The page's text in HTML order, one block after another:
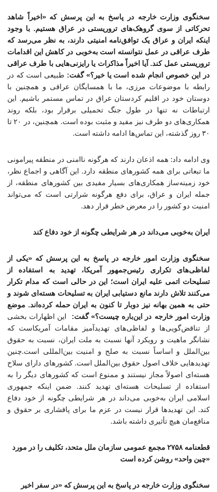
سخنگوی وزارت خارجه در پاسخ به این پرسش که «اخیراً شاهد
تحرکاتی از سوی گروهک‌های تروریستی در عراق هستیم. با وجود
اینکه ایران و عراق یک توافق‌نامه امنیتی دارند، به نظر می‌رسد که
طرف عراقی در عمل نتوانسته است به‌خوبی در کاهش این اقدامات
تروریستی عمل کند. آیا اخیراً مذاکرات یا رایزنی‌هایی با طرف عراقی
در این خصوص انجام شده است یا خیر؟» گفت: طبیعی است که در
رابطه با موضوعات مرزی، ما با همسایگان عراقی‌ و همچنین با
دوستان‌ خود در اقلیم کردستان عراق در تماس مستمر باشیم. این
ارتباطات نه تنها در طول جنگ تحمیلی برقرار بود، بلکه روند
همکاری‌های دو طرف نیز مفید و مثبت بوده است. همچنین، در ۲۰ تا
۳۰ روز گذشته، این تماس‌ها ادامه داشته است.
وی ادامه داد: همه اذعان دارند که هرگونه ناامنی در منطقه پیرامونی
ما تبعاتی برای همه کشورهای منطقه دارد. این آگاهی و اجماع نظر،
خود زمینه‌ساز همکاری‌های بسیار مفیدی بین کشورهای منطقه، از
جمله ایران و عراق، برای دفع هرگونه شرارتی است که می‌تواند
امنیت دو کشور را در معرض خطر قرار دهد.
ایران به‌خوبی می‌داند در هر شرایطی چگونه از خود دفاع کند
سخنگوی وزارت امور خارجه در پاسخ به این پرسش که «یکی از
لفاظی‌های تکراری رئیس‌جمهور آمریکا، تهدید به استفاده از
تسلیحات اتمی علیه ایران است؛ این در حالی است که مدام تکرار
می‌کنند تلاش دارند مانع دستیابی ایران به تسلیحات هسته‌ای شوند و
حتی به همین بهانه نیز دوبار تا کنون به ایران حمله کرده‌اند. موضع
وزارت امور خارجه در این‌باره چیست؟» گفت: این اظهارات بخشی
از تناقض‌گویی‌ها و لفاظی‌های تهدیدآمیز مقامات آمریکاست که
نشانگر ماهیت و رویکرد آنها نسبت به ملت ایران، نسبت به حقوق
بین‌الملل و اساساً نسبت به صلح و امنیت بین‌المللی است.چنین
تهدیدهایی خلاف اصول حقوق بین‌الملل است. کشورهای دارای سلاح
هسته‌ای اصولاً مجاز نیستند و ممنوع است که کشورهای دیگر را به
استفاده از تسلیحات هسته‌ای تهدید کنند. ضمن اینکه جمهوری
اسلامی ایران به‌خوبی می‌داند در هر شرایطی چگونه از خود دفاع
کند. این تهدیدها قرار نیست در عزم ما برای پافشاری بر حقوق و
منافع‌مان هیچ تأثیری داشته باشد.
قطعنامه ۲۷۵۸ مجمع عمومی سازمان ملل متحد، تکلیف را در مورد
«چین واحد» روشن کرده است
سخنگوی وزارت خارجه در پاسخ به این پرسش که «در سفر اخیر